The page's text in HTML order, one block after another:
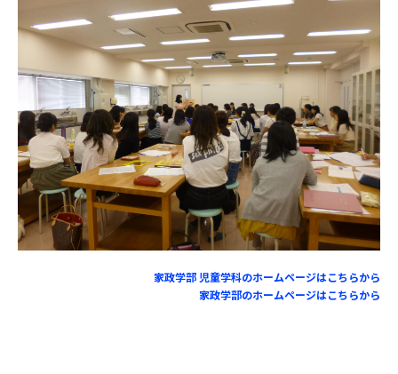
家政学部 児童学科のホームページはこちらから
家政学部のホームページはこちらから